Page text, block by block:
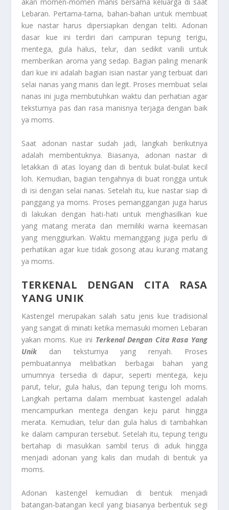
akan momen-momen manis bersama keluarga di saat
Lebaran. Pertama-tama, bahan-bahan untuk membuat
kue nastar harus dipersiapkan dengan teliti. Adonan
dasar kue ini terdiri dari campuran tepung terigu,
mentega, gula halus, telur, dan sedikit vanili untuk
memberikan aroma yang sedap. Bagian paling menarik
dari kue ini adalah bagian isian nastar yang terbuat dari
selai nanas yang manis dan legit. Proses membuat selai
nanas ini juga membutuhkan waktu dan perhatian agar
teksturnya pas dan rasa manisnya terjaga dengan baik
ya moms.
Saat adonan nastar sudah jadi, langkah berikutnya
adalah membentuknya. Biasanya, adonan nastar di
letakkan di atas loyang dan di bentuk bulat-bulat kecil
loh. Kemudian, bagian tengahnya di buat rongga untuk
di isi dengan selai nanas. Setelah itu, kue nastar siap di
panggang ya moms. Proses pemanggangan juga harus
di lakukan dengan hati-hati untuk menghasilkan kue
yang matang merata dan memiliki warna keemasan
yang menggiurkan. Waktu memanggang juga perlu di
perhatikan agar kue tidak gosong atau kurang matang
ya moms.
TERKENAL DENGAN CITA RASA
YANG UNIK
Kastengel merupakan salah satu jenis kue tradisional
yang sangat di minati ketika memasuki momen Lebaran
yakan moms. Kue ini Terkenal Dengan Cita Rasa Yang
Unikdan teksturnya yang renyah. Proses
pembuatannya melibatkan berbagai bahan yang
umumnya tersedia di dapur, seperti mentega, keju
parut, telur, gula halus, dan tepung terigu loh moms.
Langkah pertama dalam membuat kastengel adalah
mencampurkan mentega dengan keju parut hingga
merata. Kemudian, telur dan gula halus di tambahkan
ke dalam campuran tersebut. Setelah itu, tepung terigu
bertahap di masukkan sambil terus di aduk hingga
menjadi adonan yang kalis dan mudah di bentuk ya
moms.
Adonan kastengel kemudian di bentuk menjadi
batangan-batangan kecil yang biasanya berbentuk segi